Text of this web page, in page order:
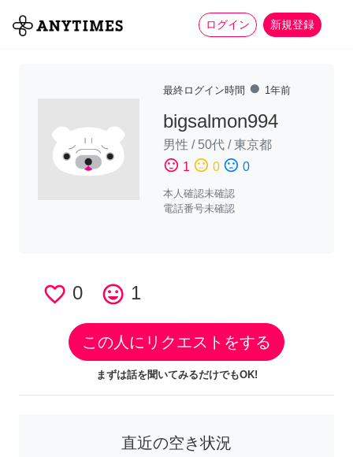
ログイン 新規登録
全て 家事 more_horiz
最終ログイン時間 fiber_manual_record 1年前
bigsalmon994
男性 / 50代 /東京都
sentiment_satisfied 1 sentiment_neutral 0 sentiment_dissatisfied 0
本人確認未確認
電話番号未確認
favorite_border 0 tag_faces 1
この人にリクエストをする
まずは話を聞いてみるだけでもOK!
直近の空き状況